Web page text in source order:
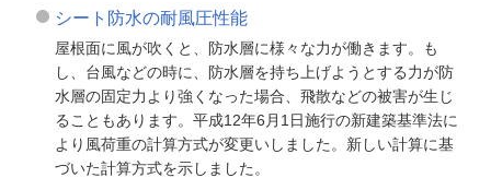
シート防水の耐風圧性能
屋根面に風が吹くと、防水層に様々な力が働きます。も
し、台風などの時に、防水層を持ち上げようとする力が防
水層の固定力より強くなった場合、飛散などの被害が生じ
ることもあります。平成12年6月1日施行の新建築基準法に
より風荷重の計算方式が変更いしました。新しい計算に基
づいた計算方式を示しました。